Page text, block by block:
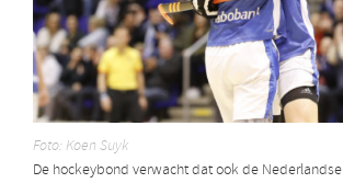
Foto: Koen Suyk
De hockeybond verwacht dat ook de Nederlandse